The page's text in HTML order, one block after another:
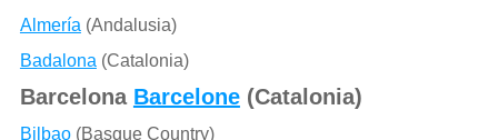
Almería (Andalusia)
Badalona (Catalonia)
Barcelona Barcelone(Catalonia)
Bilbao(Basque Country)